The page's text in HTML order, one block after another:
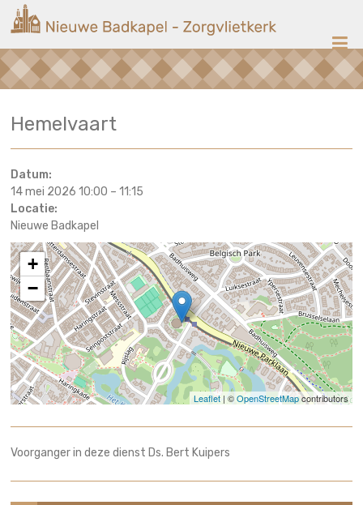
naar
inhoud
Nieuwe
Badkapel
op
Hemelvaart
Datum:
14 mei 2026 10:00 –11:15
Locatie:
Nieuwe Badkapel
+
−
Leaflet| ©OpenStreetMapcontributors
Voorganger in deze dienst Ds. Bert Kuipers